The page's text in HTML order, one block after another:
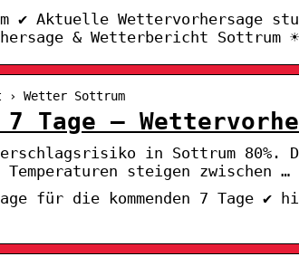
✔ Aktuelle Wettervorhersage
& Wetterbericht Sottrum ☀
Wetter Sottrum
Tage –
in Sottrum
steigen zwischen …
für die kommenden 7 Tage